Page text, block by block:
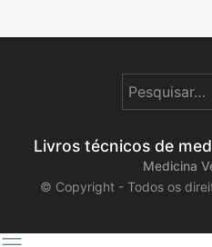
Livros técnicos de
Medicina
© Copyright - Todos os